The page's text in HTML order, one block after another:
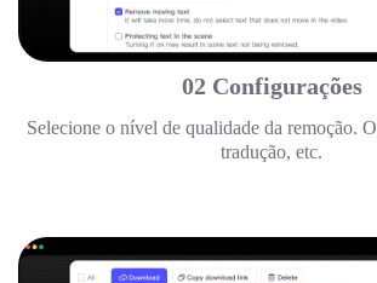
02 Configurações
Selecione o nível de qualidade da remoção.
tradução, etc.